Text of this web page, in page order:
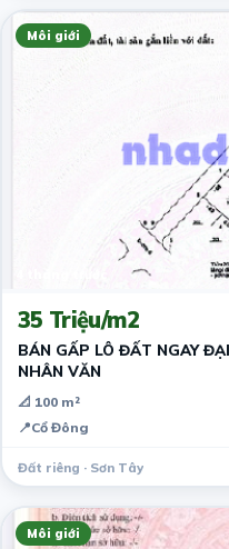
Môi giới
35 Triệu/m2
BÁN GẤP LÔ ĐẤT NGAY
NHÂN VĂN
📐 100 m²
📍Cổ Đông
Đất riêng · Sơn Tây
Môi giới